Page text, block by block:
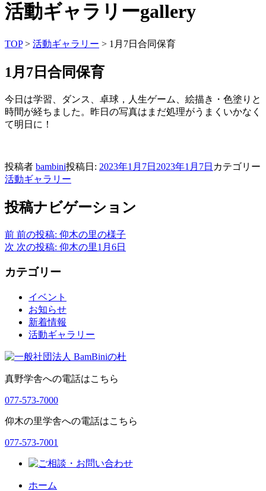
活動ギャラリーgallery
TOP> 活動ギャラリー > 1月7日合同保育
1月7日合同保育
今日は学習、ダンス、卓球，人生ゲーム、絵描き・色塗りと
時間が経ちました。昨日の写真はまだ処理がうまくいかなく
て明日に！
投稿者 bambini投稿日: 2023年1月7日 2023年1月7日 カテゴリー
活動ギャラリー
投稿ナビゲーション
前 前の投稿: 仰木の里の様子
次 次の投稿: 仰木の里1月6日
カテゴリー
イベント
お知らせ
新着情報
活動ギャラリー
真野学舎への電話はこちら
077-573-7000
仰木の里学舎への電話はこちら
077-573-7001
ホーム